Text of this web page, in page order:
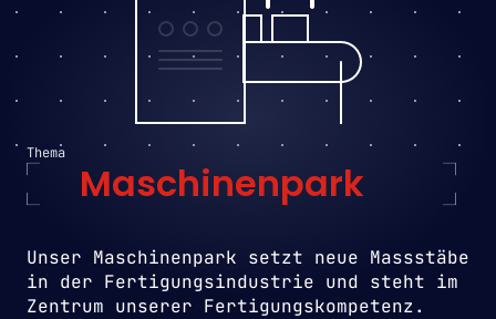
Thema
Maschinenpark
Unser Maschinenpark setzt neue Massstäbe
in der Fertigungsindustrie und steht im
Zentrum unserer Fertigungskompetenz.